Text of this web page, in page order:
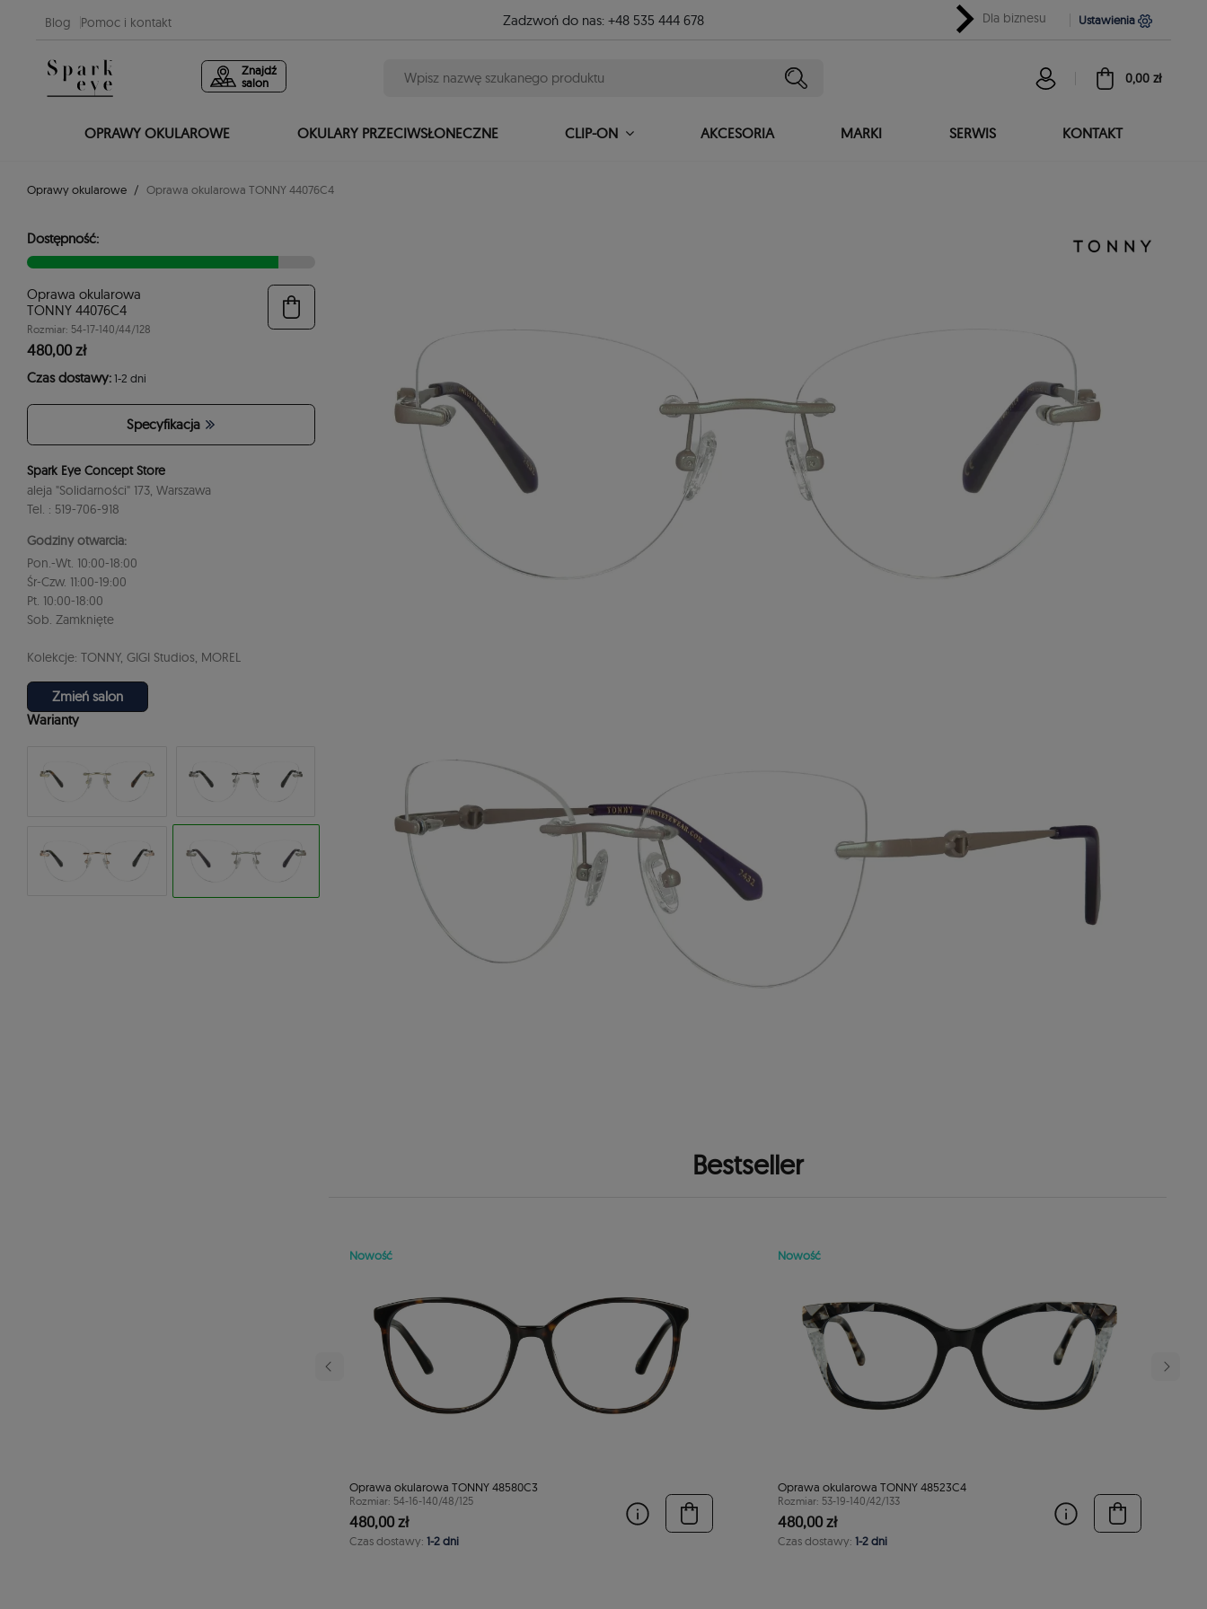
Blog Pomoc i kontakt Zadzwoń do nas: +48 535 444 678 chevron_rightDla biznesu Ustawienia
Znajdź
salon
0,00 zł
OPRAWY OKULAROWE OKULARY PRZECIWSŁONECZNE CLIP-ON AKCESORIA MARKI SERWIS KONTAKT
Oprawy okularowe Oprawa okularowa TONNY 44076C4
Dostępność:
Oprawa okularowa
TONNY 44076C4
Rozmiar: 54-17-140/44/128
480,00 zł
Czas dostawy: 1-2 dni
Specyfikacja
Spark Eye Concept Store
aleja "Solidarności" 173, Warszawa
Tel. : 519-706-918
Godziny otwarcia:
Zmień salon
Pon.-Wt. 10:00-18:00
Śr-Czw. 11:00-19:00
Pt. 10:00-18:00
Sob. Zamknięte
Kolekcje: TONNY, GIGI Studios, MOREL
Warianty
Bestseller
Nowość
Oprawa okularowa TONNY 48580C3
Rozmiar: 54-16-140/48/125
480,00 zł
Czas dostawy: 1-2 dni
Nowość
Oprawa okularowa TONNY 48523C4
Rozmiar: 53-19-140/42/133
480,00 zł
Czas dostawy: 1-2 dni